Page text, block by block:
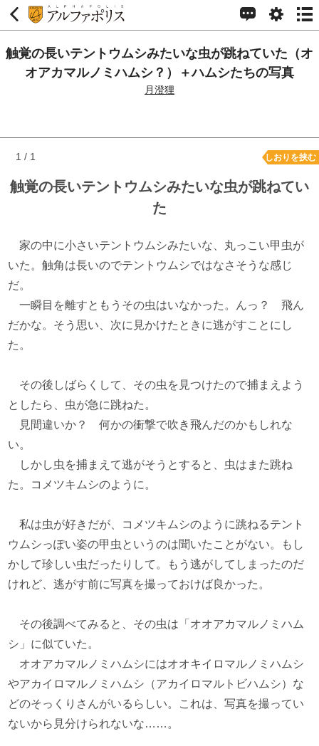
触覚の長いテントウムシみたいな虫が跳ねていた（オ
オアカマルノミハムシ？）＋ハムシたちの写真
月澄狸
1 / 1 しおりを挟む
触覚の長いテントウムシみたいな虫が跳ねてい
た
家の中に小さいテントウムシみたいな、丸っこい甲虫が
いた。触角は長いのでテントウムシではなさそうな感じ
だ。
一瞬目を離すともうその虫はいなかった。んっ？ 飛ん
だかな。そう思い、次に見かけたときに逃がすことにし
た。
その後しばらくして、その虫を見つけたので捕まえよう
としたら、虫が急に跳ねた。
見間違いか？ 何かの衝撃で吹き飛んだのかもしれな
い。
しかし虫を捕まえて逃がそうとすると、虫はまた跳ね
た。コメツキムシのように。
私は虫が好きだが、コメツキムシのように跳ねるテント
ウムシっぽい姿の甲虫というのは聞いたことがない。もし
かして珍しい虫だったりして。もう逃がしてしまったのだ
けれど、逃がす前に写真を撮っておけば良かった。
その後調べてみると、その虫は「オオアカマルノミハム
シ」に似ていた。
オオアカマルノミハムシにはオオキイロマルノミハムシ
やアカイロマルノミハムシ（アカイロマルトビハムシ）な
どのそっくりさんがいるらしい。これは、写真を撮ってい
ないから見分けられないな……。